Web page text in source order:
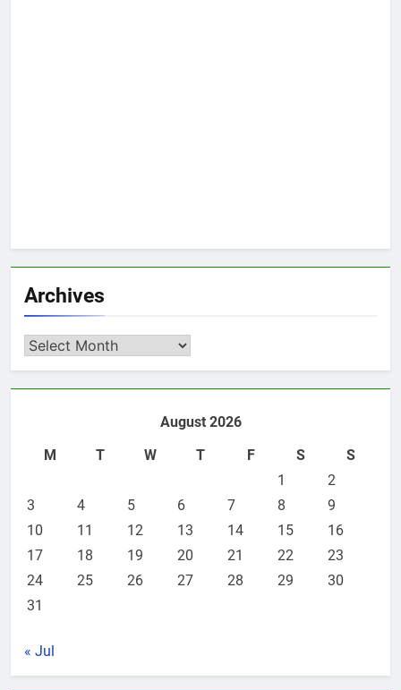
Archives
Archives
August 2026
M
T W T F S
S
1
2
3
4 5 6 7 8
9
10
11 12 13 14 15
16
17
18 19 20 21 22
23
24
25 26 27 28 29
30
31
« Jul